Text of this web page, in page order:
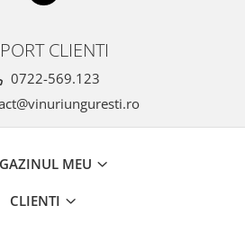
CLIENTI
0722-569.123
MEU
CLIENTI